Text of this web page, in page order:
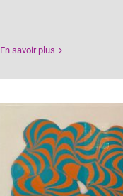
En savoir plus